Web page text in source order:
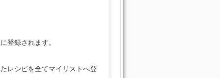
録されます。
レシピを全てマイリストへ登